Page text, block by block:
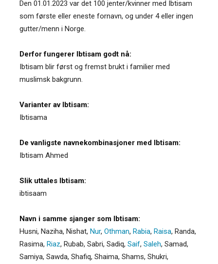
Den 01.01.2023 var det 100 jenter/kvinner med Ibtisam
som første eller eneste fornavn, og under 4 eller ingen
gutter/menn i Norge.
Derfor fungerer Ibtisam godt nå:
Ibtisam blir først og fremst brukt i familier med
muslimsk bakgrunn.
Varianter av Ibtisam:
Ibtisama
De vanligste navnekombinasjoner med Ibtisam:
Ibtisam Ahmed
Slik uttales Ibtisam:
ibtisaam
Navn i samme sjanger som Ibtisam:
Husni, Naziha, Nishat, Nur, Othman, Rabia, Raisa, Randa,
Rasima, Riaz, Rubab, Sabri, Sadiq, Saif, Saleh, Samad,
Samiya, Sawda, Shafiq, Shaima, Shams, Shukri,